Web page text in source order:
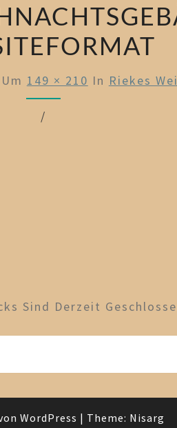
Um 149 × 210 In Riekes
/
Sind Derzeit
WordPress | Theme: Nisarg